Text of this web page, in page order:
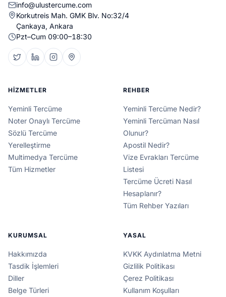
info@ulustercume.com
Korkutreis Mah. GMK Blv. No:32/4
Çankaya, Ankara
Pzt–Cum 09:00–18:30
HIZMETLER
Yeminli Tercüme
Noter Onaylı Tercüme
Sözlü Tercüme
Yerelleştirme
Multimedya Tercüme
Tüm Hizmetler
REHBER
Yeminli Tercüme Nedir?
Yeminli Tercüman Nasıl
Olunur?
Apostil Nedir?
Vize Evrakları Tercüme
Listesi
Tercüme Ücreti Nasıl
Hesaplanır?
Tüm Rehber Yazıları
KURUMSAL
Hakkımızda
Tasdik İşlemleri
Diller
Belge Türleri
YASAL
KVKK Aydınlatma Metni
Gizlilik Politikası
Çerez Politikası
Kullanım Koşulları